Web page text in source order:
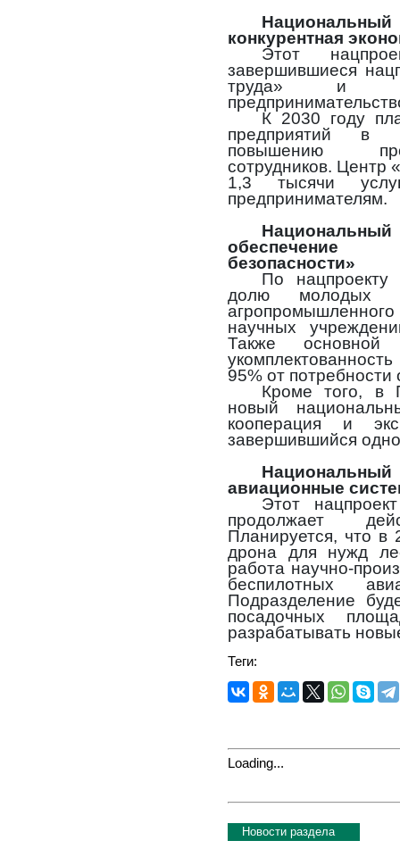
конкурентная
Этот
завершившиеся
труда» и
К 2030 году
предприятий в
повышению
сотрудников. Центр
1,3 тысячи
предпринимателям.
обеспечение
безопасности»
По нацпроекту
долю молодых
научных
Также основной
95% от потребности
Кроме того, в
новый
кооперация и
завершившийся
авиационные
Этот
продолжает
Планируется, что в
дрона для нужд
работа научно-
беспилотных
Подразделение
посадочных
разрабатывать
Теги:
Loading...
Новости раздела